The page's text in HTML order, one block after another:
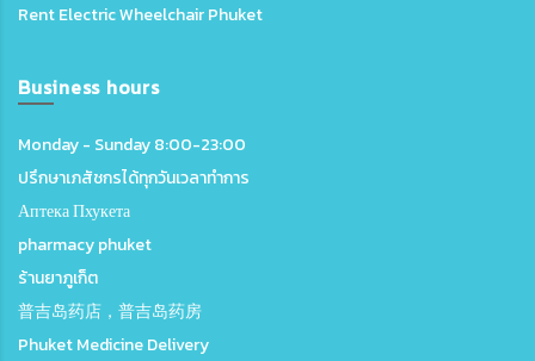
Rent Electric Wheelchair Phuket
Business hours
Monday - Sunday 8:00-23:00
ปรึกษาเภสัชกรได้ทุกวันเวลาทำการ
Аптека Пхукета
pharmacy phuket
ร้านยาภูเก็ต
普吉岛药店，普吉岛药房
Phuket Medicine Delivery